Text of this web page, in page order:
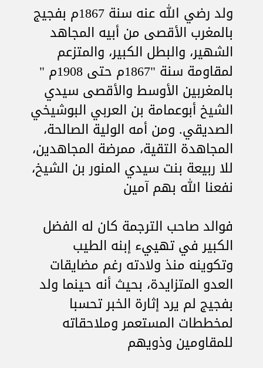
ولد رضي الله عنه سنة 1867م بفجيج
بالمغرب الأقصى من أبيه المجاهد
الشهير، والبطل الكبير، والمتزعم
لمقاومة سنة "1867م حتى 1908م "
بالمغربين الأوسط والأقصى سيدي
الشيخ أبوعمامة بن العربي البوشيخي
الصديقي. ومن أمه الولية الصالحة،
المجاهدة التقية، ممرضة المجاهدين،
للا ربيعة بنت سيدي المنور بن الشيخ،
نفعنا الله بهم آمين
فوالد صاحب الترجمة كان له الفضل
الكبير في تهييء إبنه الطيب
وتكوينه منذ ولادته رغم مضايقات
العدو المتزايدة، بحيث أنه حينما ولد
بفجيج لم يرد إثارة الخبر تحسبا
لمخططات المستعمر وملاحقاته
للمقاومين وذويهم